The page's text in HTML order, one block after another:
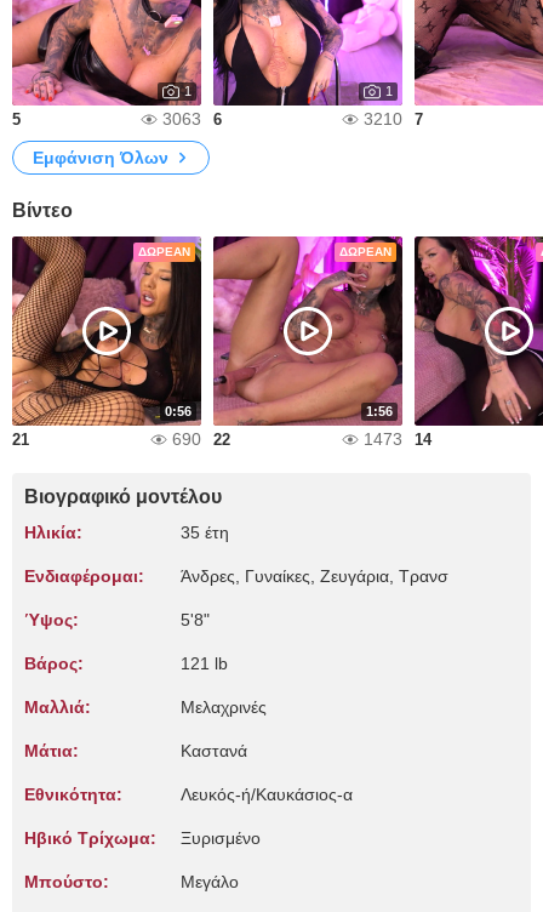
1
5 3063
1
6 3210 7
Εμφάνιση Όλων
Βίντεο
ΔΩΡΕΆΝ
0:56
21 690
ΔΩΡΕΆΝ
1:56
22 1473 14
Βιογραφικό μοντέλου
Ηλικία: 35 έτη
Ενδιαφέρομαι: Άνδρες, Γυναίκες, Zευγάρια, Τρανσ
Ύψος: 5'8"
Βάρος: 121 lb
Μαλλιά: Μελαχρινές
Μάτια: Καστανά
Εθνικότητα: Λευκός-ή/Καυκάσιος-α
Ηβικό Τρίχωμα: Ξυρισμένο
Μπούστο: Μεγάλο